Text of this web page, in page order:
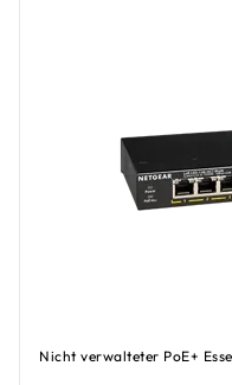
Nicht verwalteter PoE+